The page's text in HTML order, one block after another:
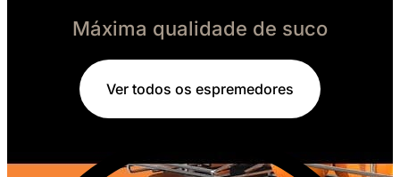
Máxima qualidade de suco
Ver todos os espremedores